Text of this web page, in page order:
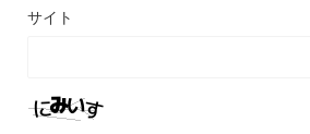
サイト